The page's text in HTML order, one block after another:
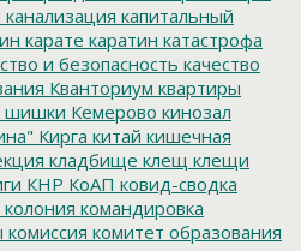
канализация капитальный
карате каратин катастрофа
и безопасность качество
Кванториум квартиры
шишки Кемерово кинозал
Кирга китай кишечная
кладбище клещ клещи
КНР КоАП ковид-сводка
колония командировка
комиссия комитет образования